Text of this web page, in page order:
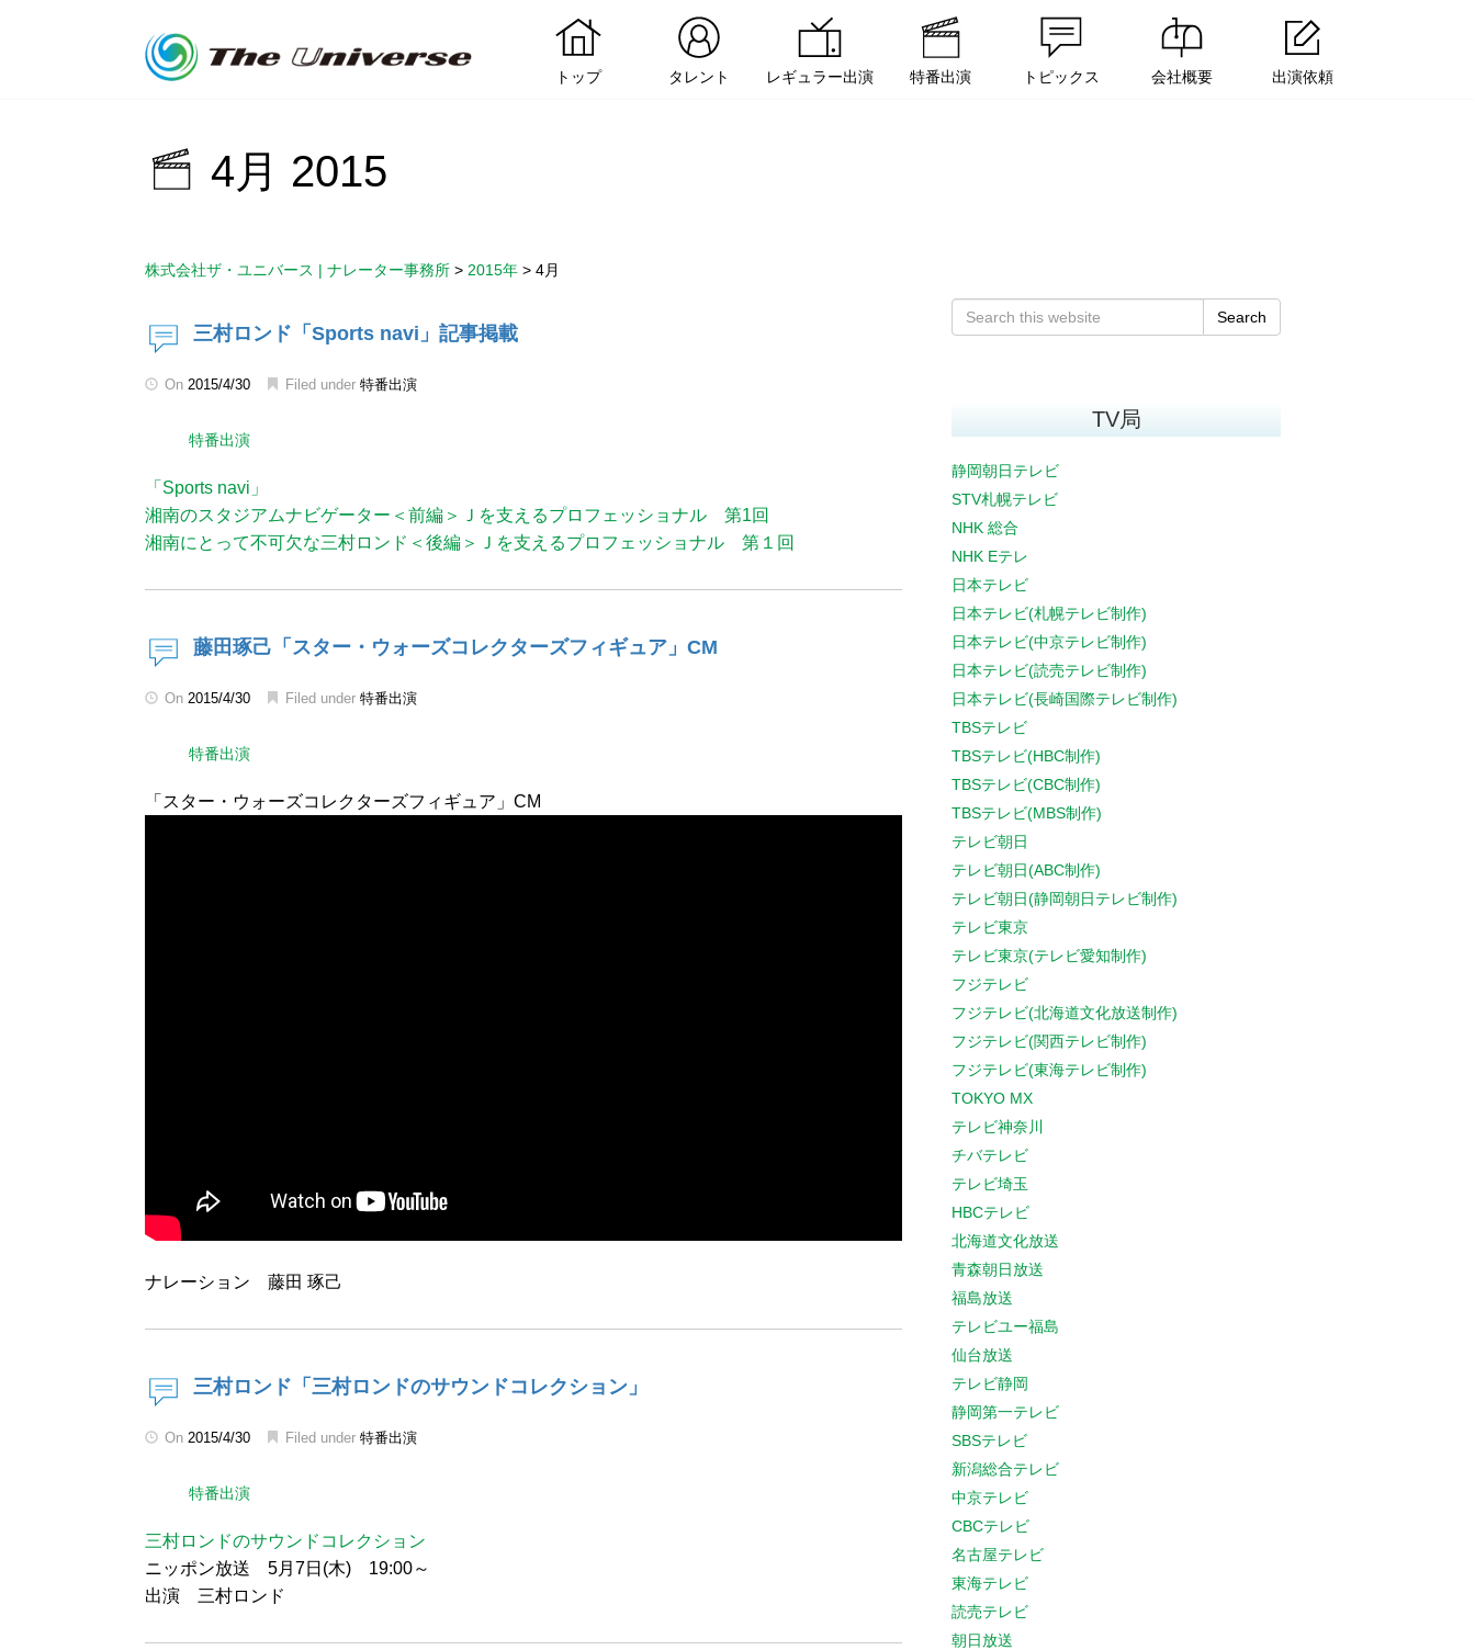
トップ タレント レギュラー出演 特番出演 トピックス 会社概要 出演依頼
4月 2015
株式会社ザ・ユニバース | ナレーター事務所 > 2015年 > 4月
三村ロンド「Sports navi」記事掲載
On 2015/4/30 Filed under 特番出演
特番出演
「Sports navi」
湘南のスタジアムナビゲーター＜前編＞Ｊを支えるプロフェッショナル 第1回
湘南にとって不可欠な三村ロンド＜後編＞Ｊを支えるプロフェッショナル 第１回
藤田琢己「スター・ウォーズコレクターズフィギュア」CM
On 2015/4/30 Filed under 特番出演
特番出演
「スター・ウォーズコレクターズフィギュア」CM
ナレーション 藤田 琢己
三村ロンド「三村ロンドのサウンドコレクション」
On 2015/4/30 Filed under 特番出演
特番出演
三村ロンドのサウンドコレクション
ニッポン放送 5月7日(木) 19:00～
出演 三村ロンド
Search
TV局
静岡朝日テレビ
STV札幌テレビ
NHK 総合
NHK Eテレ
日本テレビ
日本テレビ(札幌テレビ制作)
日本テレビ(中京テレビ制作)
日本テレビ(読売テレビ制作)
日本テレビ(長崎国際テレビ制作)
TBSテレビ
TBSテレビ(HBC制作)
TBSテレビ(CBC制作)
TBSテレビ(MBS制作)
テレビ朝日
テレビ朝日(ABC制作)
テレビ朝日(静岡朝日テレビ制作)
テレビ東京
テレビ東京(テレビ愛知制作)
フジテレビ
フジテレビ(北海道文化放送制作)
フジテレビ(関西テレビ制作)
フジテレビ(東海テレビ制作)
TOKYO MX
テレビ神奈川
チバテレビ
テレビ埼玉
HBCテレビ
北海道文化放送
青森朝日放送
福島放送
テレビユー福島
仙台放送
テレビ静岡
静岡第一テレビ
SBSテレビ
新潟総合テレビ
中京テレビ
CBCテレビ
名古屋テレビ
東海テレビ
読売テレビ
朝日放送